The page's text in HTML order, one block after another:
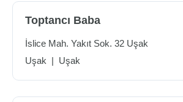
Toptancı Baba
İslice Mah. Yakıt Sok. 32 Uşak
Uşak | Uşak